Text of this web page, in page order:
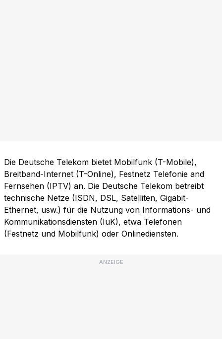
Die Deutsche Telekom bietet Mobilfunk (T-Mobile),
Breitband-Internet (T-Online), Festnetz Telefonie and
Fernsehen (IPTV) an. Die Deutsche Telekom betreibt
technische Netze (ISDN, DSL, Satelliten, Gigabit-
Ethernet, usw.) für die Nutzung von Informations- und
Kommunikationsdiensten (IuK), etwa Telefonen
(Festnetz und Mobilfunk) oder Onlinediensten.
ANZEIGE